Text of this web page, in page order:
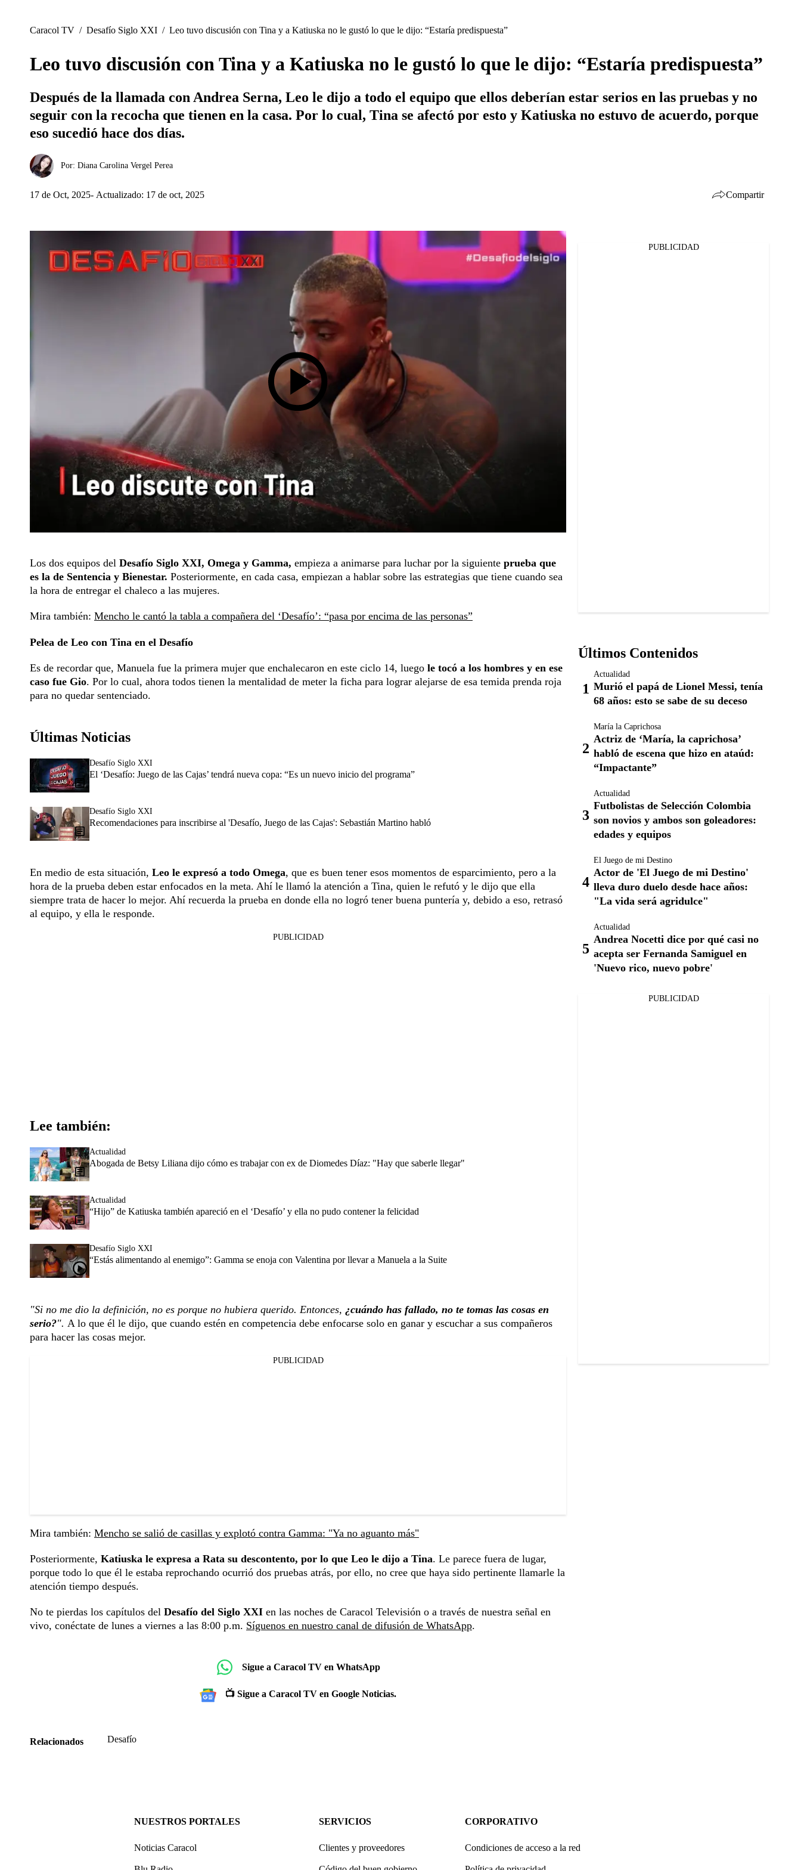
Caracol TV / Desafío Siglo XXI / Leo tuvo discusión con Tina y a Katiuska no le gustó lo que le dijo: “Estaría predispuesta”
Leo tuvo discusión con Tina y a Katiuska no le gustó lo que le dijo: “Estaría predispuesta”
Después de la llamada con Andrea Serna, Leo le dijo a todo el equipo que ellos deberían estar serios en las pruebas y no
seguir con la recocha que tienen en la casa. Por lo cual, Tina se afectó por esto y Katiuska no estuvo de acuerdo, porque
eso sucedió hace dos días.
Por: Diana Carolina Vergel Perea
17 de Oct, 2025 Actualizado: 17 de oct, 2025 Compartir
Facebook
Los dos equipos del Desafío Siglo XXI, Omega y Gamma, empieza a animarse para luchar por la siguiente prueba que
es la de Sentencia y Bienestar. Posteriormente, en cada casa, empiezan a hablar sobre las estrategias que tiene cuando sea
la hora de entregar el chaleco a las mujeres.
Mira también: Mencho le cantó la tabla a compañera del ‘Desafío’: “pasa por encima de las personas”
Pelea de Leo con Tina en el Desafío
Es de recordar que, Manuela fue la primera mujer que enchalecaron en este ciclo 14, luego le tocó a los hombres y en ese
caso fue Gio. Por lo cual, ahora todos tienen la mentalidad de meter la ficha para lograr alejarse de esa temida prenda roja
para no quedar sentenciado.
Últimas Noticias
Desafío Siglo XXI
El ‘Desafío: Juego de las Cajas’ tendrá nueva copa: “Es un nuevo inicio del programa”
Desafío Siglo XXI
Recomendaciones para inscribirse al 'Desafío, Juego de las Cajas': Sebastián Martino habló
En medio de esta situación, Leo le expresó a todo Omega, que es buen tener esos momentos de esparcimiento, pero a la
hora de la prueba deben estar enfocados en la meta. Ahí le llamó la atención a Tina, quien le refutó y le dijo que ella
siempre trata de hacer lo mejor. Ahí recuerda la prueba en donde ella no logró tener buena puntería y, debido a eso, retrasó
al equipo, y ella le responde.
PUBLICIDAD
Lee también:
Actualidad
Abogada de Betsy Liliana dijo cómo es trabajar con ex de Diomedes Díaz: "Hay que saberle llegar"
Actualidad
“Hijo” de Katiuska también apareció en el ‘Desafío’ y ella no pudo contener la felicidad
Desafío Siglo XXI
“Estás alimentando al enemigo”: Gamma se enoja con Valentina por llevar a Manuela a la Suite
"Si no me dio la definición, no es porque no hubiera querido. Entonces, ¿cuándo has fallado, no te tomas las cosas en
serio?". A lo que él le dijo, que cuando estén en competencia debe enfocarse solo en ganar y escuchar a sus compañeros
para hacer las cosas mejor.
PUBLICIDAD
Mira también: Mencho se salió de casillas y explotó contra Gamma: "Ya no aguanto más"
Posteriormente, Katiuska le expresa a Rata su descontento, por lo que Leo le dijo a Tina. Le parece fuera de lugar,
porque todo lo que él le estaba reprochando ocurrió dos pruebas atrás, por ello, no cree que haya sido pertinente llamarle la
atención tiempo después.
No te pierdas los capítulos del Desafío del Siglo XXI en las noches de Caracol Televisión o a través de nuestra señal en
vivo, conéctate de lunes a viernes a las 8:00 p.m. Síguenos en nuestro canal de difusión de WhatsApp.
Sigue a Caracol TV en WhatsApp
📺 Sigue a Caracol TV en Google Noticias.
Relacionados Desafío
PUBLICIDAD
Últimos Contenidos
Actualidad
Murió el papá de Lionel Messi, tenía
68 años: esto se sabe de su deceso
María la Caprichosa
Actriz de ‘María, la caprichosa’
habló de escena que hizo en ataúd:
“Impactante”
Actualidad
Futbolistas de Selección Colombia
son novios y ambos son goleadores:
edades y equipos
El Juego de mi Destino
Actor de 'El Juego de mi Destino'
lleva duro duelo desde hace años:
"La vida será agridulce"
Actualidad
Andrea Nocetti dice por qué casi no
acepta ser Fernanda Samiguel en
'Nuevo rico, nuevo pobre'
PUBLICIDAD
NUESTROS PORTALES
Noticias Caracol
SERVICIOS
Clientes y proveedores
CORPORATIVO
Condiciones de acceso a la red